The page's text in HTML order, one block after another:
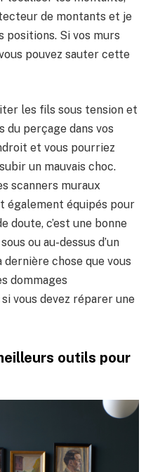
de montants et je
positions. Si vos murs
pouvez sauter cette
les fils sous tension et
perçage dans vos
et vous pourriez
un mauvais choc.
scanners muraux
également équipés pour
doute, c’est une bonne
ou au-dessus d’un
chose que vous
dommages
vous devez réparer une
outils pour